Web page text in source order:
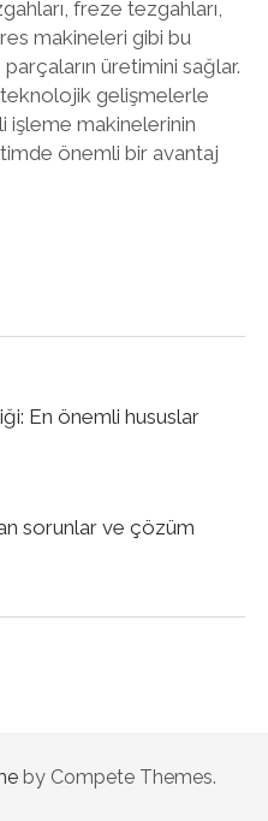
freze tezgahları,
makineleri gibi bu
üretimini sağlar.
gelişmelerle
işleme makinelerinin
önemli bir avantaj
En önemli hususlar
sorunlar ve çözüm
by Compete Themes.